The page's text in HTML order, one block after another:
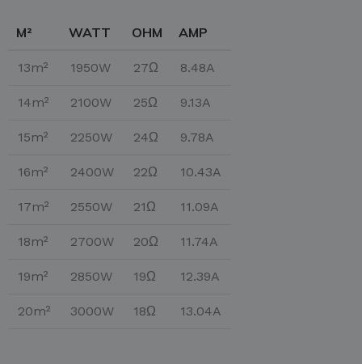
M² WATT OHM AMP
13m² 1950W 27Ω 8.48A
14m² 2100W 25Ω 9.13A
15m² 2250W 24Ω 9.78A
16m² 2400W 22Ω 10.43A
17m² 2550W 21Ω 11.09A
18m² 2700W 20Ω 11.74A
19m² 2850W 19Ω 12.39A
20m² 3000W 18Ω 13.04A